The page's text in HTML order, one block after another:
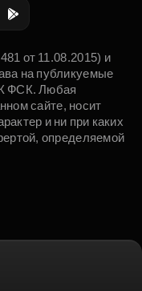
от 11.08.2015) и
на публикуемые
ФСК. Любая
сайте, носит
и ни при каких
определяемой